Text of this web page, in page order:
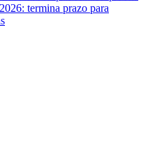
termina prazo para